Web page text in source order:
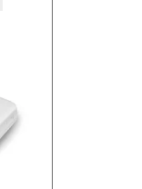
Les
options
peuvent